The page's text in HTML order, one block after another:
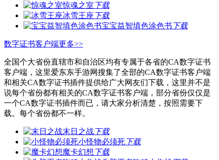
惊魂之室 下载
冰雪王座 下载
宝宝益智填色涂色书 下载
数字证书客户端更多>>
全国个大省份直辖市和自治区均有专属于各省的CA数字证书
客户端，这里爱东东手游网搜集了全部的CA数字证书客户端
和相关CA数字证书插件提供给广大网友们下载，这里并不是
说每个省份都有相关的CA数字证书客户端，部分省份仅仅是
一个CA数字证书插件而已，请大家分析清楚，按照需要下
载。每个省份都不一样。
末日之战下载
小怪物必须死下载
魔卡幻想 下载